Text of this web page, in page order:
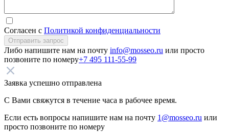
Согласен с Политикой конфиденциальности
Отправить запрос
Либо напишите нам на почту info@mosseo.ru или просто
позвоните по номеру+7 495 111-55-99
Заявка успешно отправлена
С Вами свяжутся в течение часа в рабочее время.
Если есть вопросы напишите нам на почту 1@mosseo.ru или
просто позвоните по номеру